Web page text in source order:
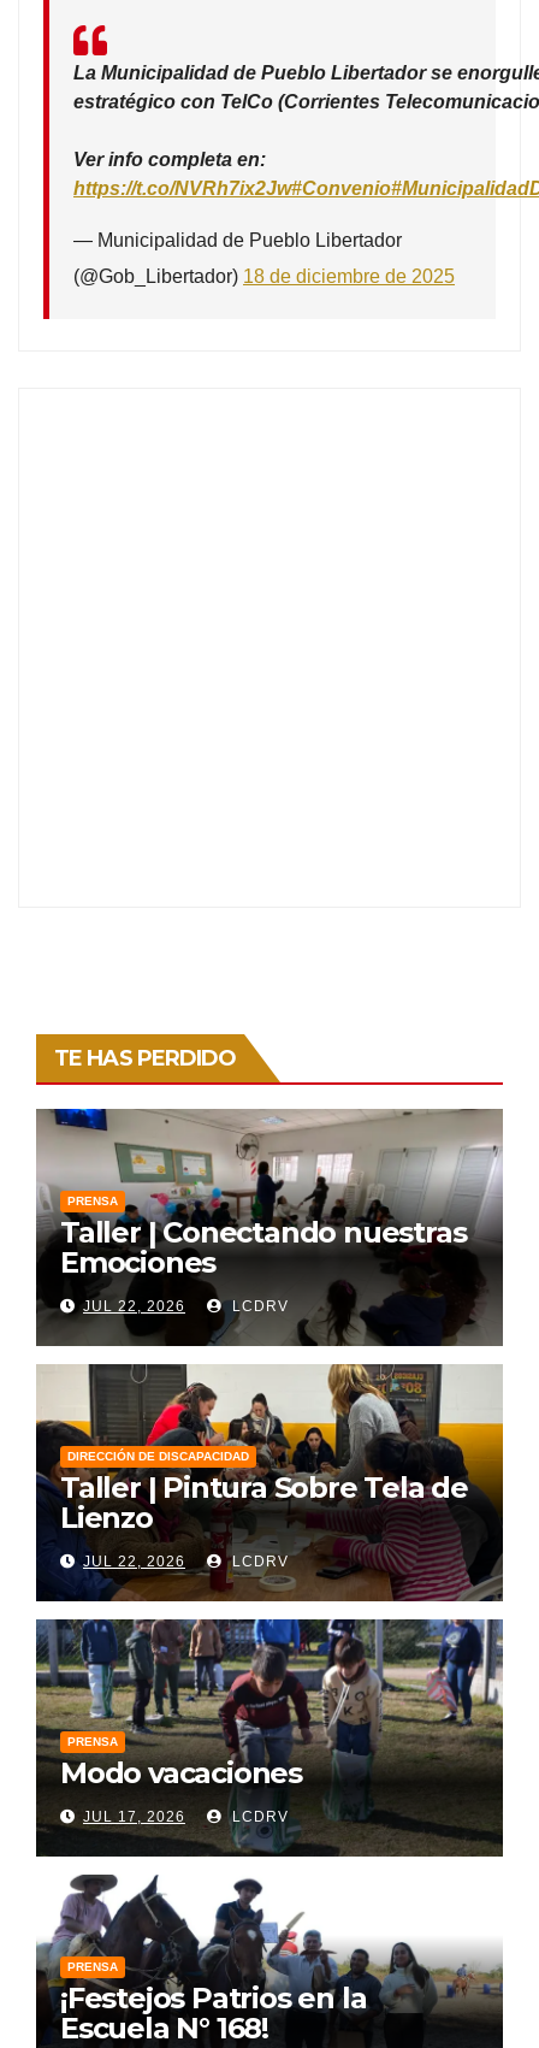
La Municipalidad de Pueblo Libertador se
estratégico con TelCo (Corrientes
Ver info completa en:
https://t.co/NVRh7ix2Jw#Convenio
— Municipalidad de Pueblo Libertador
(@Gob_Libertador) 18 de diciembre de 2025
TE HAS PERDIDO
PRENSA
Taller | Conectando nuestras
Emociones
JUL 22, 2026 LCDRV
DIRECCIÓN DE DISCAPACIDAD
Taller | Pintura Sobre Tela de
Lienzo
JUL 22, 2026 LCDRV
PRENSA
Modo vacaciones
JUL 17, 2026 LCDRV
PRENSA
¡Festejos Patrios en la
Escuela N° 168!